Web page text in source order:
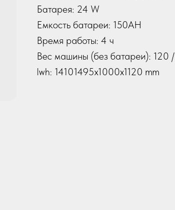
Батарея: 24 W
Емкость батареи: 150AH
Время работы: 4 ч
Вес машины (без батареи): 120
lwh: 14101495x1000x1120 mm